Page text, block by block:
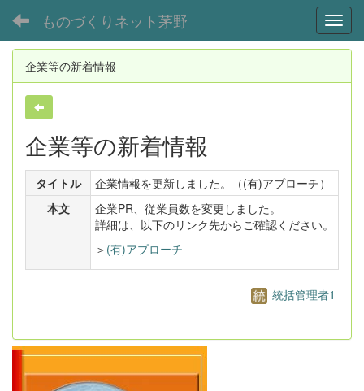
ものづくりネット茅野
企業等の新着情報
企業等の新着情報
タイトル
企業情報を更新しました。（(有)アプローチ）
本文
企業PR、従業員数を変更しました。
詳細は、以下のリンク先からご確認ください。
＞ (有)アプローチ
統括管理者1